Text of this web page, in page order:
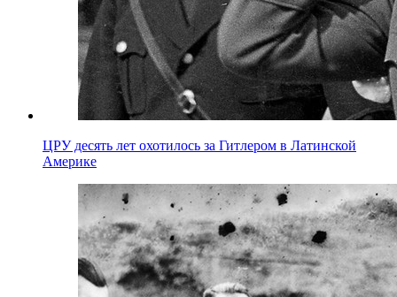
ЦРУ десять лет охотилось за Гитлером в Латинской
Америке